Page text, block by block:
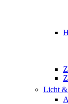
Licht &